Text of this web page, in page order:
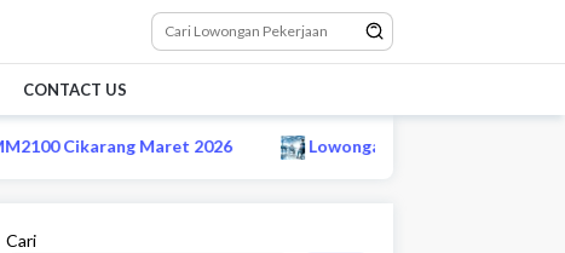
CONTACT US
Cikarang Maret 2026 Lowongan CS remote startup e-
Cari